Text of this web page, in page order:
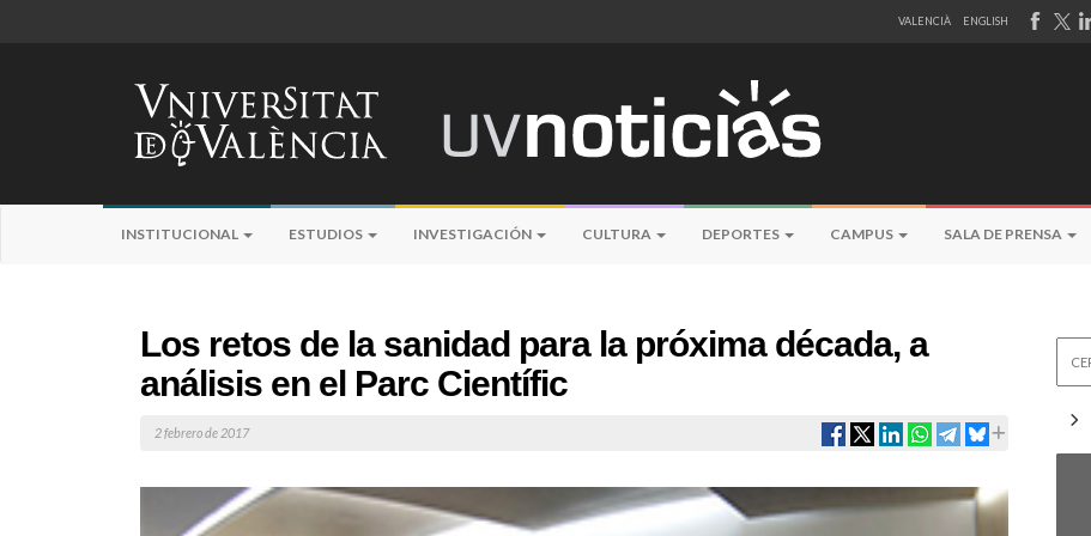
VALENCIÀ ENGLISH
INSTITUCIONAL ESTUDIOS INVESTIGACIÓN CULTURA DEPORTES CAMPUS SALA DE PRENSA
Los retos de la sanidad para la próxima década, a
análisis en el Parc Científic
2 febrero de 2017